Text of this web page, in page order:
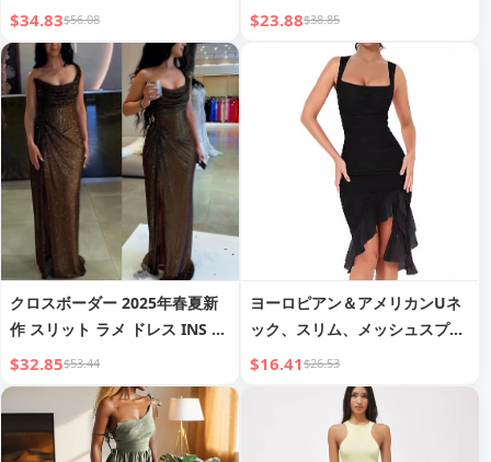
ー スタイリッシュ パーティー
ホットガール ヒップラップドレ
ス
$34.83$56.08
ラップドレス INSカジュアルセ
クシーヒップラップワンピース
$23.88$38.85
クロスボーダー 2025年春夏新
作 スリット ラメ ドレス INS カ
ジュアル パーティー スリムフ
ィット ワンピース レディース
$32.85$53.44
ヨーロピアン＆アメリカンUネ
ック、スリム、メッシュスプラ
イシング、スリングドレス
$16.41$26.53